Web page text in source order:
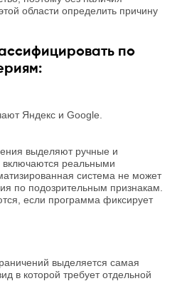
области определить причину
по
Яндекс и Google.
выделяют ручные и
включаются реальными
система не может
по подозрительным признакам.
если программа фиксирует
выделяется самая
в которой требует отдельной